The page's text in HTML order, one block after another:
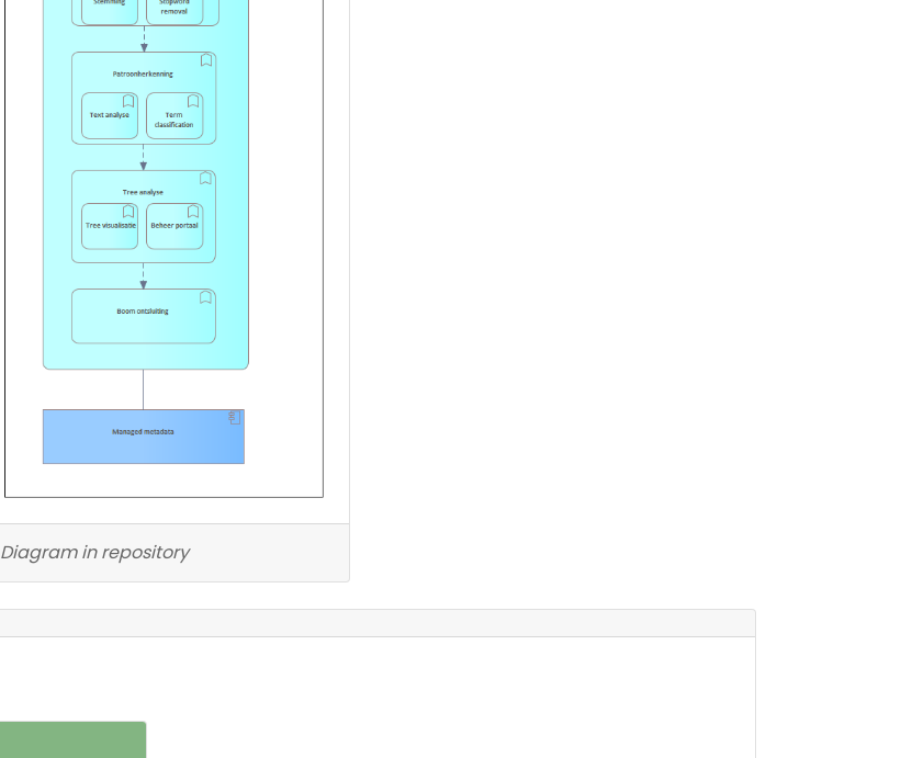
Diagram in repository